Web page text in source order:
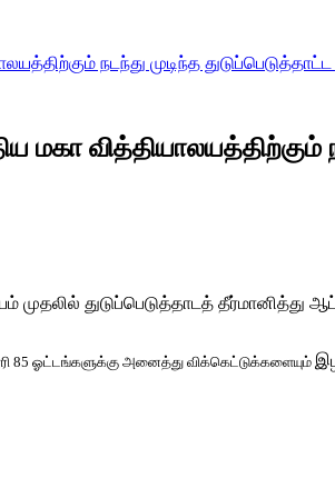
நடந்து முடிந்த
வித்தியாலயத்திற்கும்
முதலில் துடுப்பெடுத்தாடத் தீர்மானித்து
85 ஓட்டங்களுக்கு அனைத்து விக்கெட்டுக்களையும்